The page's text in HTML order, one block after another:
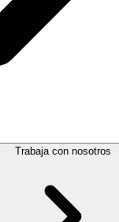
Trabaja con nosotros